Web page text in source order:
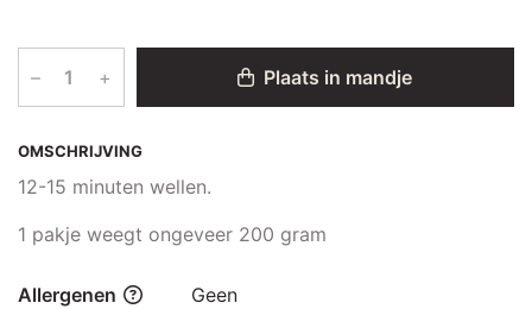
OMSCHRIJVING
12-15 minuten wellen.
1 pakje weegt ongeveer 200 gram
– + Plaats in mandje
Allergenen
Geen